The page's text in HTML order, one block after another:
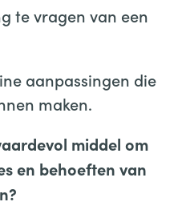
te vragen van een
aanpassingen die
maken.
middel om
en behoeften van